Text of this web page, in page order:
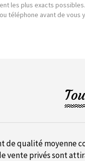
les plus exacts
téléphone avant de vous
de qualité moyenne
vente privés sont